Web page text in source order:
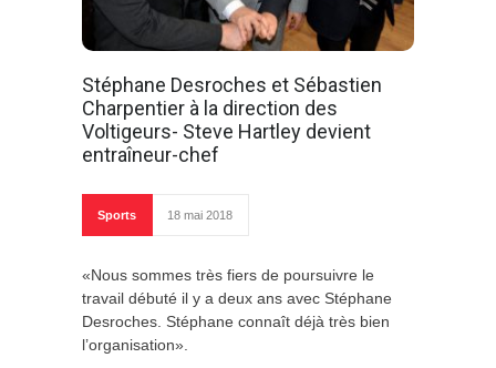
Stéphane Desroches et Sébastien
Charpentier à la direction des
Voltigeurs- Steve Hartley devient
entraîneur-chef
Sports 18 mai 2018
«Nous sommes très fiers de poursuivre le
travail débuté il y a deux ans avec Stéphane
Desroches. Stéphane connaît déjà très bien
l’organisation».